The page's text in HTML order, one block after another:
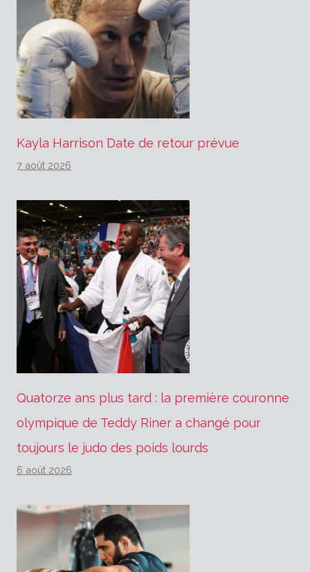
Kayla Harrison Date de retour prévue
7 août 2026
Quatorze ans plus tard : la première couronne
olympique de Teddy Riner a changé pour
toujours le judo des poids lourds
6 août 2026